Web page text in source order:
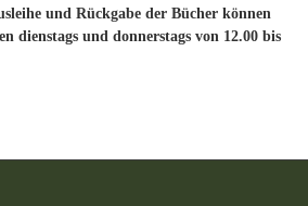
und Rückgabe der Bücher können
dienstags und donnerstags von 12.00 bis